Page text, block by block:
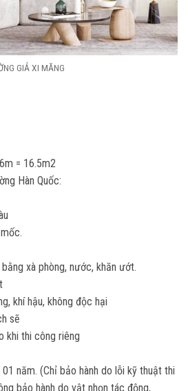
GIẢ XI MĂNG
= 16.5m2
Hàn Quốc:
xà phòng, nước, khăn ướt.
khí hậu, không độc hại
sẽ
khi thi công riêng
năm. (Chỉ bảo hành do lỗi kỹ thuật thi
bảo hành do vật nhọn tác động,